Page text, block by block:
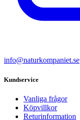
info@naturkompaniet.se
Kundservice
Vanliga frågor
Köpvillkor
Returinformation